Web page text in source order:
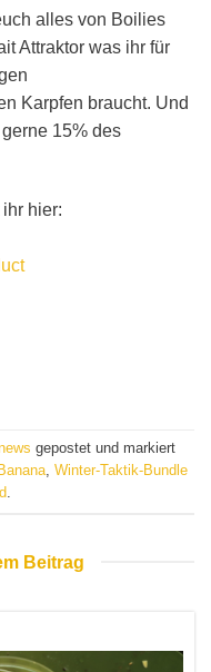
alles von Boilies
Attraktor was ihr für
Karpfen braucht. Und
15% des
hier:
gepostet und markiert
Winter-Taktik-Bundle
Beitrag